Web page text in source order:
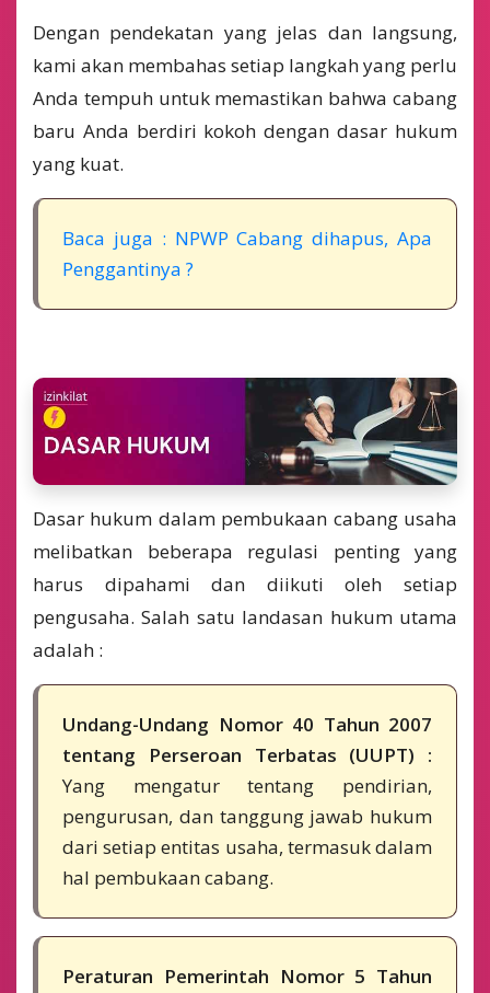
Dengan pendekatan yang jelas dan langsung,
kami akan membahas setiap langkah yang perlu
Anda tempuh untuk memastikan bahwa cabang
baru Anda berdiri kokoh dengan dasar hukum
yang kuat.
Baca juga : NPWP Cabang dihapus, Apa
Penggantinya ?
Dasar hukum dalam pembukaan cabang usaha
melibatkan beberapa regulasi penting yang
harus dipahami dan diikuti oleh setiap
pengusaha. Salah satu landasan hukum utama
adalah :
Undang-Undang Nomor 40 Tahun 2007
tentang Perseroan Terbatas (UUPT) :
Yang mengatur tentang pendirian,
pengurusan, dan tanggung jawab hukum
dari setiap entitas usaha, termasuk dalam
hal pembukaan cabang.
Peraturan Pemerintah Nomor 5 Tahun